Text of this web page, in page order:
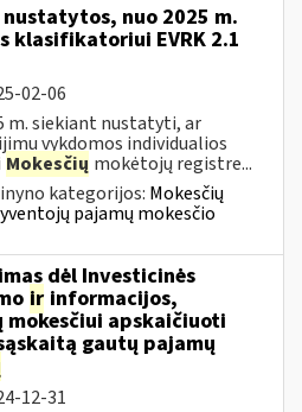
nuo 2025 m.
klasifikatoriui EVRK 2.1
02-06
m. siekiant nustatyti, ar
vykdomos individualios
Mokesčių mokėtojų registre...
kategorijos: Mokesčių
pajamų mokesčio
dėl Investicinės
ir informacijos,
apskaičiuoti
gautų pajamų
12-31